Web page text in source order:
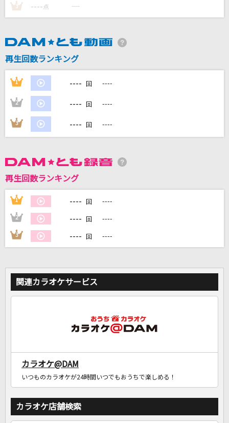
me tour 2018 “stay with you“)
back number
[生音]Any
Mr.Children
[生音]ちいさな日々
flumpool
カラオケ最新情報をチェック！
DAMに会員登録・ログインして
自宅でカラオケ歌い放題！
家族や友達と一緒に！練習にも！
3 ---- 点 ----
再生回数ランキング
1 ---- 回 ----
2 ---- 回 ----
3 ---- 回 ----
再生回数ランキング
1 ---- 回 ----
2 ---- 回 ----
3 ---- 回 ----
関連カラオケサービス
カラオケ@DAM
いつものカラオケが24時間いつでもおうちで楽しめる！
カラオケ店舗検索